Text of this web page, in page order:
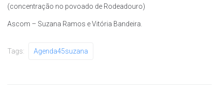
(concentração no povoado de Rodeadouro)
Ascom – Suzana Ramos e Vitória Bandeira.
Tags: Agenda45suzana